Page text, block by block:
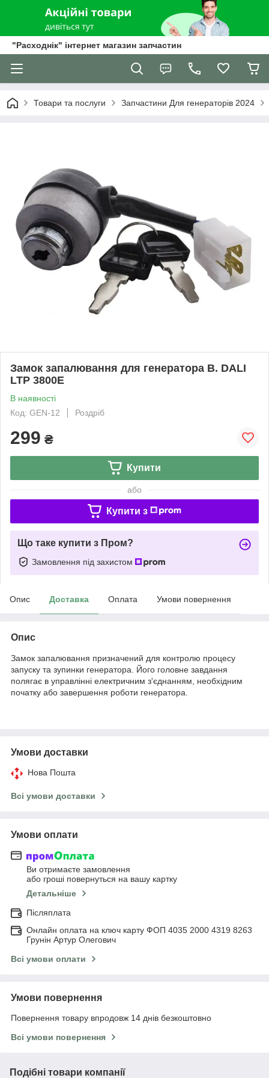
"Расходнік" інтернет магазин запчастин
Товари та послуги Запчастини Для генераторів 2024
Замок запалювання для генератора B. DALI
LTP 3800E
В наявності
Код: GEN-12
Роздріб
299 ₴
Купити
або
Купити з
Що таке купити з Пром?
Замовлення під захистом
Опис Доставка Оплата Умови повернення
Опис
Замок запалювання призначений для контролю процесу
запуску та зупинки генератора. Його головне завдання
полягає в управлінні електричним з'єднанням, необхідним
початку або завершення роботи генератора.
Умови доставки
Нова Пошта
Всі умови доставки
Умови оплати
Ви отримаєте замовлення
або гроші повернуться на вашу картку
Детальніше
Післяплата
Онлайн оплата на ключ карту ФОП 4035 2000 4319 8263
Грунін Артур Олегович
Всі умови оплати
Умови повернення
Повернення товару впродовж 14 днів безкоштовно
Всі умови повернення
Подібні товари компанії